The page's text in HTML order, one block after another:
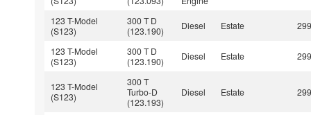
123 T-Model
(S123)
300 T D
(123.190)
Diesel Estate
123 T-Model
(S123)
300 T D
(123.190)
Diesel Estate
123 T-Model
(S123)
300 T
Turbo-D
(123.193)
Diesel Estate